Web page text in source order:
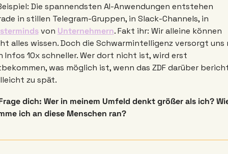
Die spannendsten AI-Anwendungen entstehen
von Unternehmern. Fakt ihr: Wir alleine können
alles wissen. Doch die Schwarmintelligenz versorgt uns
Infos 10x schneller. Wer dort nicht ist, wird erst
was möglich ist, wenn das ZDF darüber
zu spät.
dich: Wer in meinem Umfeld denkt größer als ich?
ich an diese Menschen ran?